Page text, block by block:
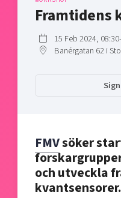
Shaping cities and
Bright East
Reversed mentorship
Current offers and
Upscaling
Talent & skills
Startup & industry
Our community of
Publications
Reach out to us
Locations
Framtidens
15 Feb 2024,
Banérgatan 62 i
FMVsöker
och utveckla
kvantsensorer.